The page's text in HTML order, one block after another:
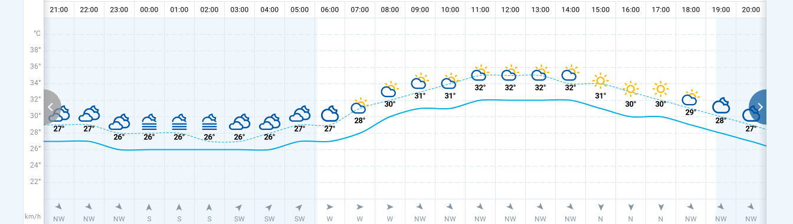
°C
38°
36°
34°
32°
30°
28°
26°
24°
22°
km/h